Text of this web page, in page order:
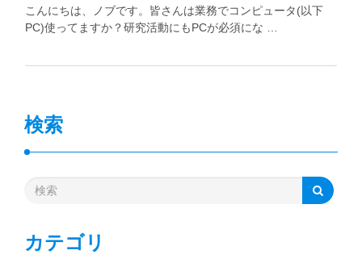
こんにちは、ノブです。皆さんは業務でコンピュータ(以下
PC)使ってますか？研究活動にもPCが必須にな …
検索
カテゴリ